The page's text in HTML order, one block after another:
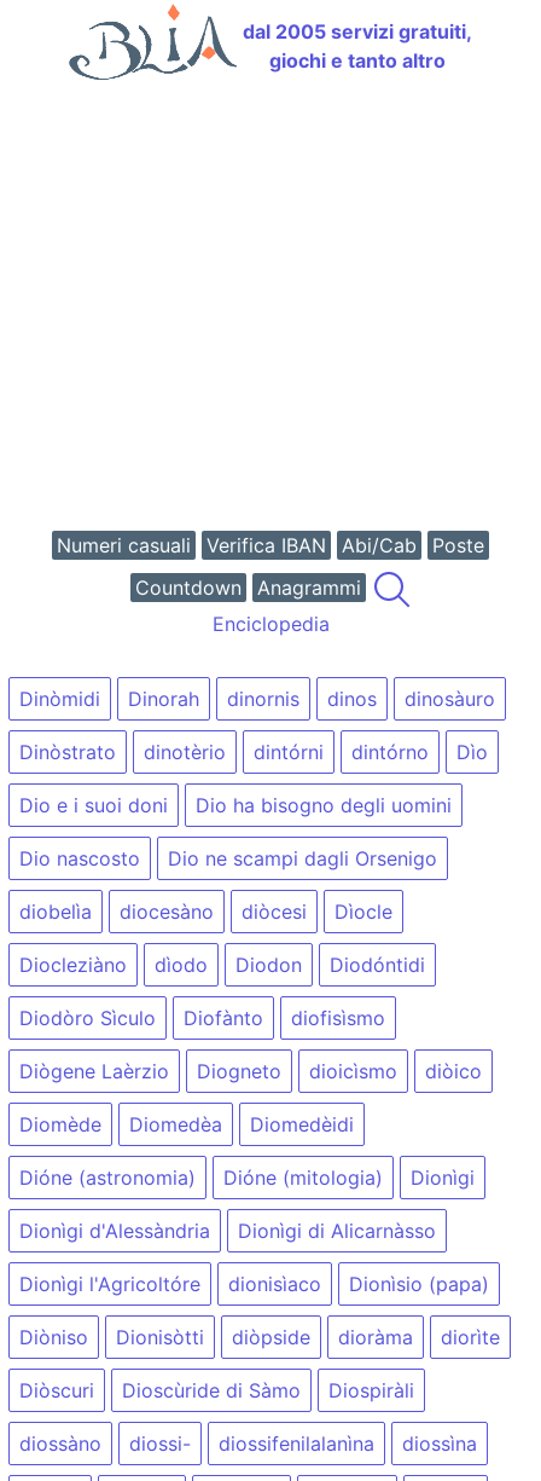
dal 2005 servizi gratuiti,
giochi e tanto altro
Numeri casuali Verifica IBAN Abi/Cab
Poste
Countdown
Anagrammi
Enciclopedia
Dinòmidi Dinorah dinornis dinos dinosàuro
Dinòstrato dinotèrio dintórni dintórno Dìo
Dio e i suoi doni Dio ha bisogno degli uomini
Dio nascosto Dio ne scampi dagli Orsenigo
diobelìa diocesàno diòcesi Dìocle
Diocleziàno dìodo Diodon Diodóntidi
Diodòro Sìculo Diofànto diofisìsmo
Diògene Laèrzio Diogneto dioicìsmo diòico
Diomède Diomedèa Diomedèidi
Dióne (astronomia) Dióne (mitologia) Dionìgi
Dionìgi d'Alessàndria Dionìgi di Alicarnàsso
Dionìgi l'Agricoltóre dionisìaco Dionìsio (papa)
Diòniso Dionisòtti diòpside dioràma diorìte
Diòscuri Dioscùride di Sàmo Diospiràli
diossàno diossi- diossifenilalanìna diossìna